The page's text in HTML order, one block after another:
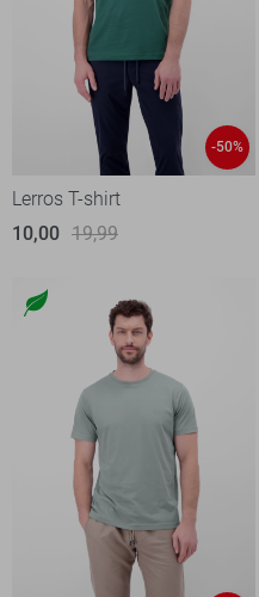
-50%
Lerros T-shirt
10,00 19,99